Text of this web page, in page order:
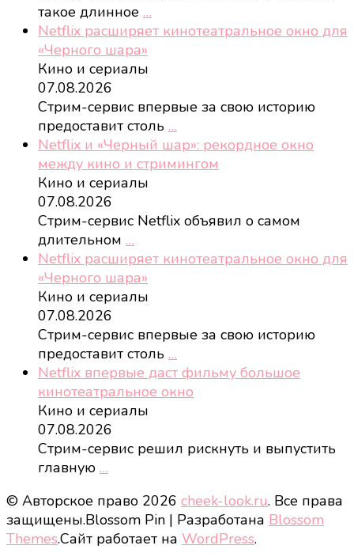
такое длинное …
Netflix расширяет кинотеатральное окно для
«Черного шара»
Кино и сериалы
07.08.2026
Стрим-сервис впервые за свою историю
предоставит столь …
Netflix и «Черный шар»: рекордное окно
между кино и стримингом
Кино и сериалы
07.08.2026
Стрим-сервис Netflix объявил о самом
длительном …
Netflix расширяет кинотеатральное окно для
«Черного шара»
Кино и сериалы
07.08.2026
Стрим-сервис впервые за свою историю
предоставит столь …
Netflix впервые даст фильму большое
кинотеатральное окно
Кино и сериалы
07.08.2026
Стрим-сервис решил рискнуть и выпустить
главную …
© Авторское право 2026 cheek-look.ru. Все права
защищены.Blossom Pin | Разработана Blossom
Themes.Сайт работает на WordPress.